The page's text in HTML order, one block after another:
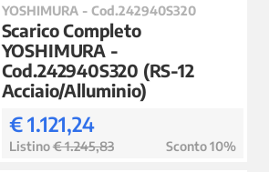
YOSHIMURA - Cod.242940S320
Scarico Completo
YOSHIMURA -
Cod.242940S320 (RS-12
Acciaio/Alluminio)
€ 1.121,24
Listino€ 1.245,83 Sconto 10%